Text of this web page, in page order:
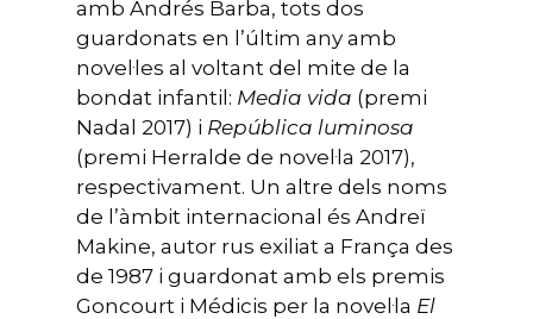
amb Andrés Barba, tots dos
guardonats en l’últim any amb
novel·les al voltant del mite de la
bondat infantil: Media vida (premi
Nadal 2017) i República luminosa
(premi Herralde de novel·la 2017),
respectivament. Un altre dels noms
de l’àmbit internacional és Andreï
Makine, autor rus exiliat a França des
de 1987 i guardonat amb els premis
Goncourt i Médicis per la novel·la El